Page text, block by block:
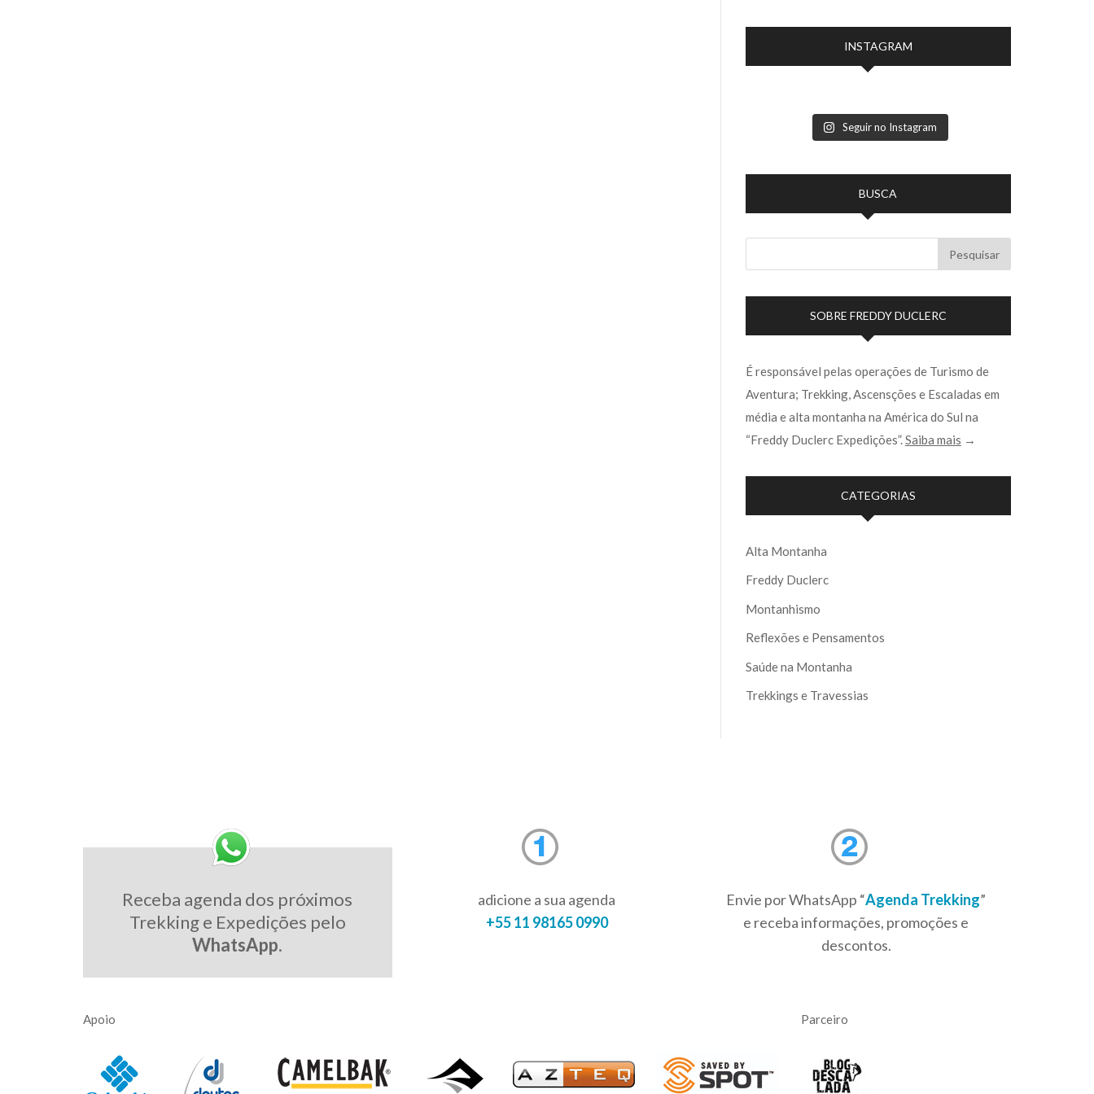
INSTAGRAM
Seguir no Instagram
BUSCA
SOBRE FREDDY DUCLERC
É responsável pelas operações de Turismo de
Aventura; Trekking, Ascensções e Escaladas em
média e alta montanha na América do Sul na
“Freddy Duclerc Expedições”.Saiba mais →
CATEGORIAS
Alta Montanha
Freddy Duclerc
Montanhismo
Reflexões e Pensamentos
Saúde na Montanha
Trekkings e Travessias
Receba agenda dos próximos
Trekking e Expedições pelo
WhatsApp.
adicione a sua agenda
+55 11 98165 0990
Envie por WhatsApp “Agenda Trekking”
e receba informações, promoções e
descontos.
Apoio Parceiro